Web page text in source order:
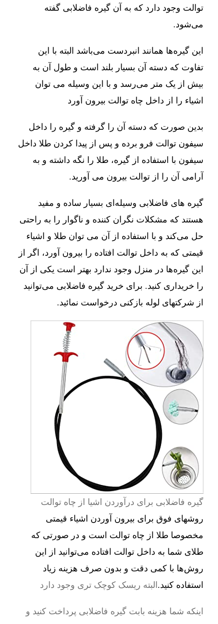
توالت وجود دارد که به آن گیره فاضلابی گفته
می‌شود.
این گیره‌ها همانند انبردست می‌باشد البته با این
تفاوت که دسته آن بسیار بلند است و طول آن به
بیش از یک متر می‌رسد و با این وسیله می توان
اشیاء را از داخل چاه توالت بیرون آورد
بدین صورت که دسته آن را گرفته و گیره را داخل
سیفون توالت فرو برده و پس از پیدا کردن طلا داخل
سیفون با استفاده از گیره، طلا را نگه داشته و به
آرامی آن را از توالت بیرون می آورید.
گیره های فاضلابی وسیله‌ای بسیار ساده و مفید
هستند که مشکلات نگران کننده و ناگوار را به راحتی
حل می‌کند و با استفاده از آن می توان طلا و اشیاء
قیمتی که به داخل توالت افتاده را بیرون آورد، اگر از
این گیره‌ها در منزل وجود ندارد بهتر است یکی از آن
را خریداری کنید. برای خرید گیره فاضلابی می‌توانید
از شرکتهای لوله بازکنی درخواست نمائید.
گیره فاضلابی برای درآوردن اشیا از چاه توالت
روشهای فوق برای بیرون آوردن اشیاء قیمتی
مخصوصا طلا از چاه توالت است و در صورتی که
طلای شما به داخل توالت افتاده می‌توانید از این
روش‌ها با کمی دقت و بدون صرف هزینه زیاد
استفاده کنید.البته ریسک کوچک تری وجود دارد
اینکه شما هزینه بابت گیره فاضلابی پرداخت کنید و